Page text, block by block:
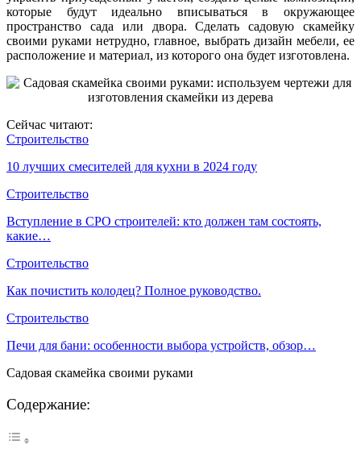
которые будут идеально вписываться в окружающее
пространство сада или двора. Сделать садовую скамейку
своими руками нетрудно, главное, выбрать дизайн мебели, ее
расположение и материал, из которого она будет изготовлена.
Сейчас читают:
Строительство
10 лучших смесителей для кухни в 2024 году
Строительство
Вступление в СРО строителей: кто должен там состоять,
какие…
Строительство
Как почистить колодец? Полное руководство.
Строительство
Печи для бани: особенности выбора устройств, обзор…
Садовая скамейка своими руками
Содержание: